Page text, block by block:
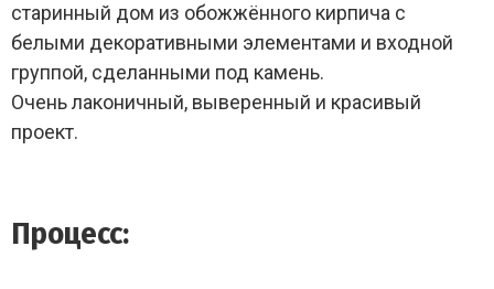
старинный дом из обожжённого кирпича с
белыми декоративными элементами и входной
группой, сделанными под камень.
Очень лаконичный, выверенный и красивый
проект.
Процесс: